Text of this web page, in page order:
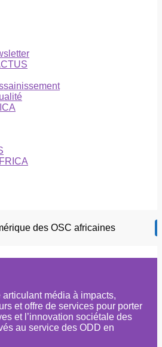
des OSC africaines
média à impacts,
et offre de services pour porter
et l’innovation sociétale des
au service des ODD en